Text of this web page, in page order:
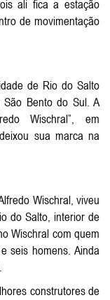
ali fica a estação
de movimentação
de Rio do Salto
Bento do Sul. A
Wischral”, em
sua marca na
Wischral, viveu
do Salto, interior de
Wischral com quem
seis homens. Ainda
construtores de